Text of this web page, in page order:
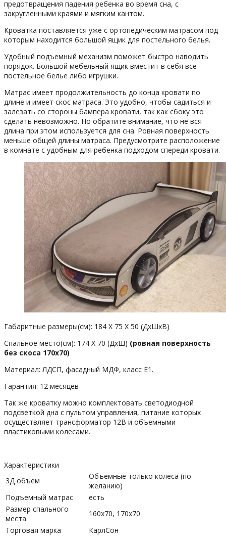
предотвращения падения ребенка во время сна, с
закругленными краями и мягким кантом.
Кроватка поставляется уже с ортопедическим матрасом под
которым находится большой ящик для постельного белья.
Удобный подъемный механизм поможет быстро наводить
порядок. Большой мебельный ящик вместит в себя все
постельное белье либо игрушки.
Матрас имеет продолжительность до конца кровати по
длине и имеет скос матраса. Это удобно, чтобы садиться и
залезать со стороны бампера кровати, так как сбоку это
сделать невозможно. Но обратите внимание, что не вся
длина при этом используется для сна. Ровная поверхность
меньше общей длины матраса. Предусмотрите расположение
в комнате с удобным для ребенка подходом спереди кровати.
Габаритные размеры(см): 184 X 75 X 50 (ДхШхВ)
Спальное место(см): 174 X 70 (ДхШ) (ровная поверхность
без скоса 170х70)
Материал: ЛДСП, фасадный МДФ, класс Е1.
Гарантия: 12 месяцев
Так же кроватку можно комплектовать светодиодной
подсветкой дна с пультом управления, питание которых
осуществляет трансформатор 12В и объемными
пластиковыми колесами.
Характеристики
3Д объем
Объемные только колеса (по
желанию)
Подъемный матрас
есть
Размер спального
места
160х70, 170х70
Торговая марка
КарлСон